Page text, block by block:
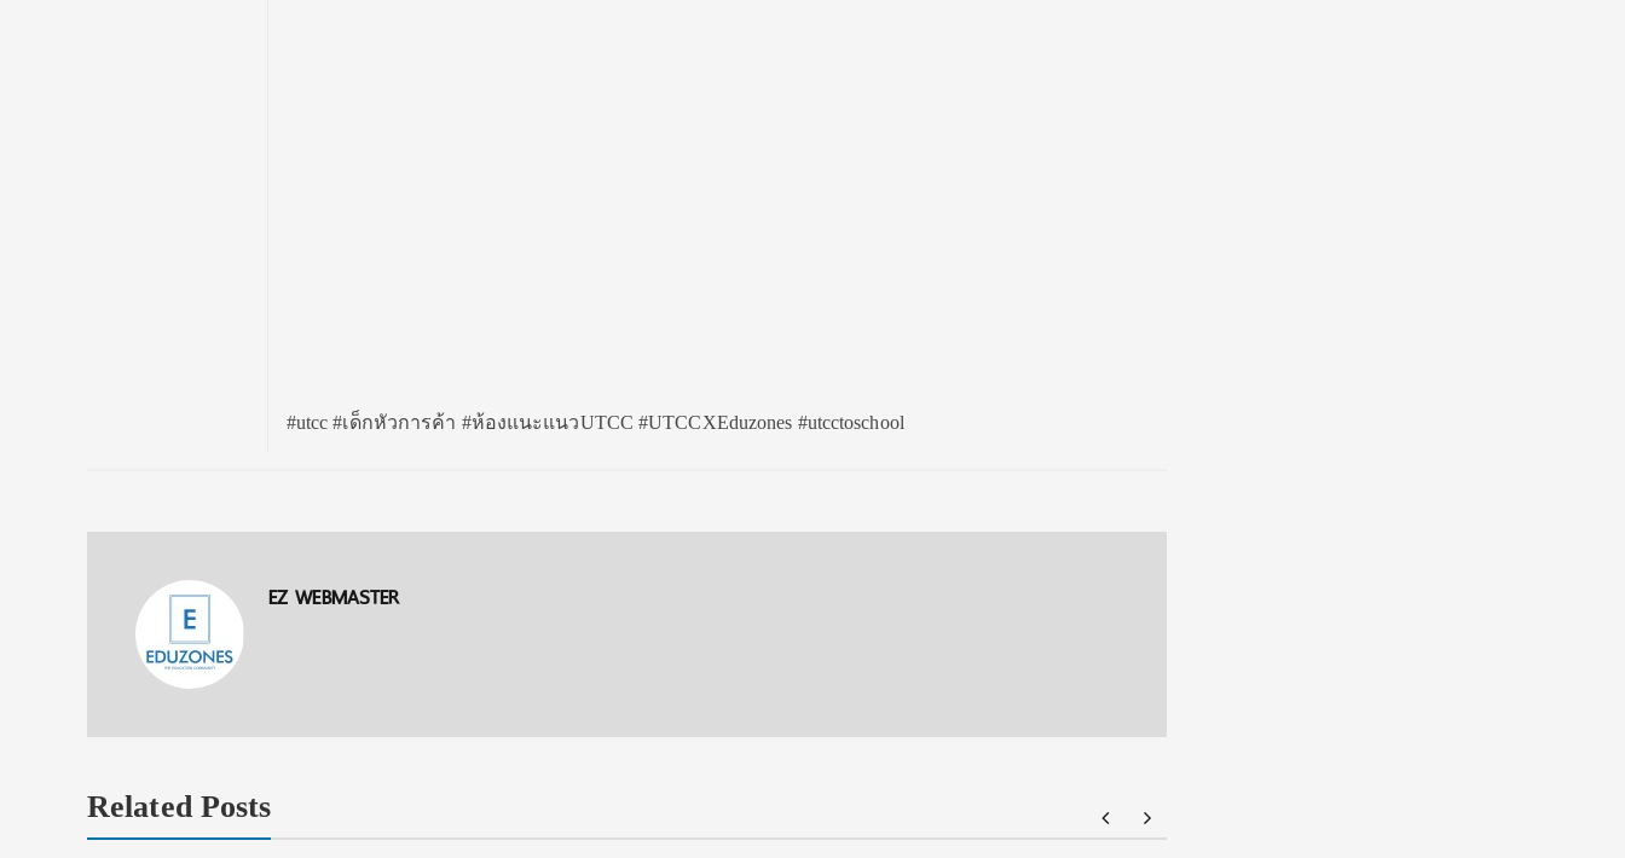
#utcc #เด็กหัวการค้า #ห้องแนะแนวUTCC #UTCCXEduzones #utcctoschool
EZ WEBMASTER
Related Posts